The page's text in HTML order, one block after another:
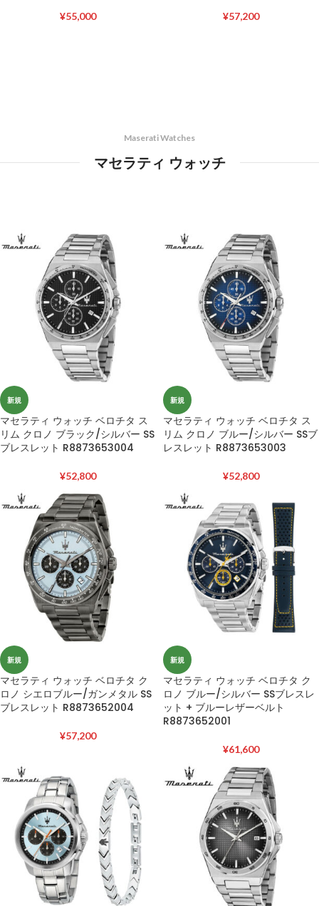
¥55,000 ¥57,200
Maserati Watches
マセラティ ウォッチ
新規
マセラティ ウォッチ ベロチタ ス
リム クロノ ブラック/シルバー SS
ブレスレット R8873653004
¥52,800
新規
マセラティ ウォッチ ベロチタ ス
リム クロノ ブルー/シルバー SSブ
レスレット R8873653003
¥52,800
新規
マセラティ ウォッチ ベロチタ ク
ロノ シエロブルー/ガンメタル SS
ブレスレット R8873652004
¥57,200
新規
マセラティ ウォッチ ベロチタ ク
ロノ ブルー/シルバー SSブレスレ
ット + ブルーレザーベルト
R8873652001
¥61,600